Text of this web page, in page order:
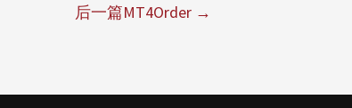
后一篇MT4Order →